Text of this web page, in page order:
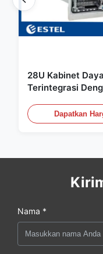
28U Kabinet
Terintegrasi
penyimpanan
Dapatkan
Nama *